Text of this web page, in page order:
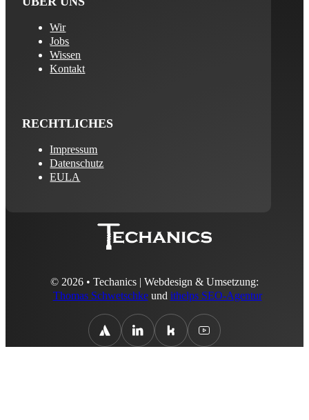
Wir
Jobs
Wissen
Kontakt
RECHTLICHES
Impressum
Datenschutz
EULA
© 2026 • Techanics | Webdesign & Umsetzung:
Thomas Schwetschkeund ithelps SEO-Agentur